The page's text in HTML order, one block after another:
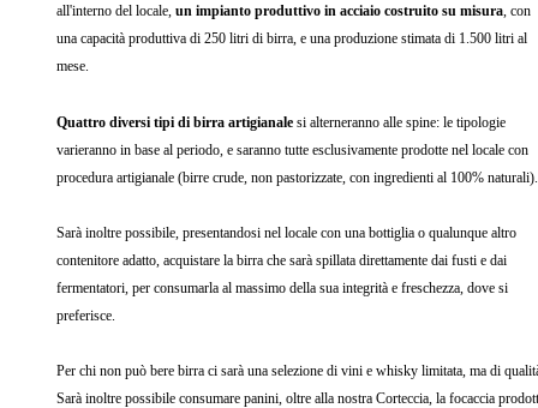
all'interno del locale,un impianto produttivo in acciaio costruito su misura , con
una capacità produttiva di 250 litri di birra, e una produzione stimata di 1.500 litri al
mese.
Quattro diversi tipi di birra artigianale si alterneranno alle spine: le tipologie
varieranno in base al periodo, e saranno tutte esclusivamente prodotte nel locale con
procedura artigianale (birre crude, non pastorizzate, con ingredienti al 100% naturali).
Sarà inoltre possibile, presentandosi nel locale con una bottiglia o qualunque altro
contenitore adatto, acquistare la birra che sarà spillata direttamente dai fusti e dai
fermentatori, per consumarla al massimo della sua integrità e freschezza, dove si
preferisce.
Per chi non può bere birra ci sarà una selezione di vini e whisky limitata, ma di
Sarà inoltre possibile consumare panini, oltre alla nostra Corteccia, la focaccia